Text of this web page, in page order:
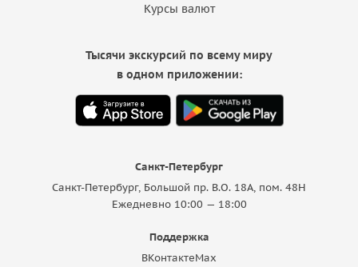
Курсы валют
Санкт-Петербург
Санкт-Петербург, Большой пр. В.О. 18A, пом. 48Н
Ежедневно 10:00 — 18:00
Поддержка
ВКонтактеMax
Тысячи экскурсий по всему миру
в одном приложении: